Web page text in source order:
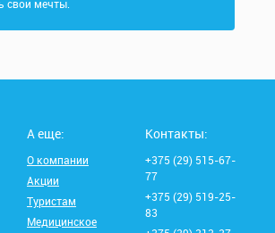
свои мечты.
А еще:
О компании
Акции
Туристам
Медицинское
Контакты:
+375 (29) 515-67-
77
+375 (29) 519-25-
83